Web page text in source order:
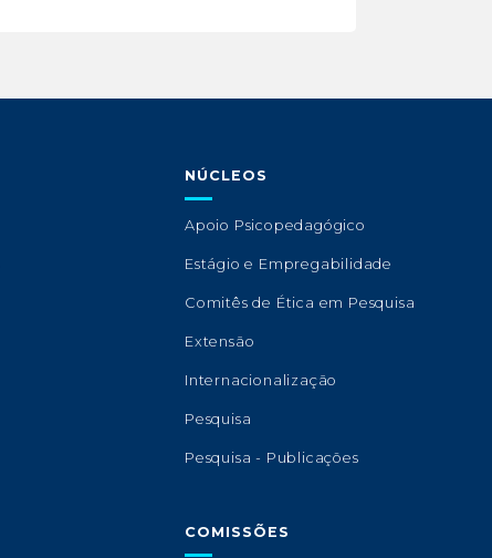
NÚCLEOS
Apoio Psicopedagógico
Estágio e Empregabilidade
Comitês de Ética em Pesquisa
Extensão
Internacionalização
Pesquisa
Pesquisa - Publicações
COMISSÕES